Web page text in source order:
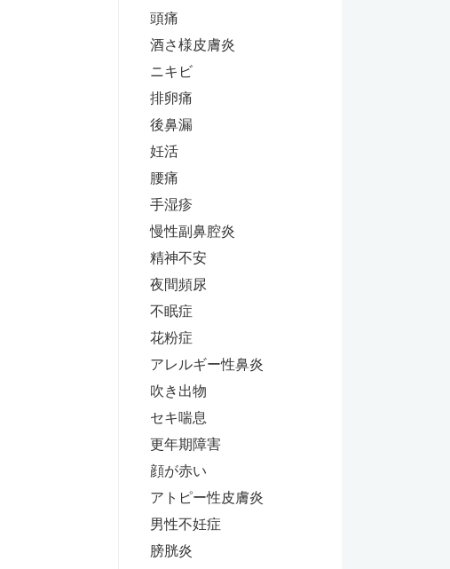
頭痛
酒さ様皮膚炎
ニキビ
排卵痛
後鼻漏
妊活
腰痛
手湿疹
慢性副鼻腔炎
精神不安
夜間頻尿
不眠症
花粉症
アレルギー性鼻炎
吹き出物
セキ喘息
更年期障害
顔が赤い
アトピー性皮膚炎
男性不妊症
膀胱炎